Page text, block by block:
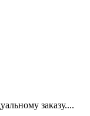
заказу....